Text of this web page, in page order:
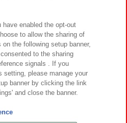
よくあるご質問・お問い合わせ
Amusement Inc.
Amusement Lab Inc.
enabled the opt-out
to allow the sharing of
the following setup banner,
to the sharing
signals . If you
setting, please manage your
banner by clicking the link
and close the banner.